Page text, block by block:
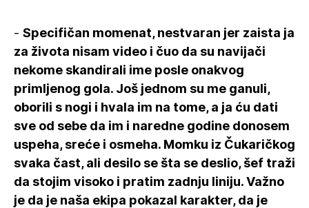
- Specifičan momenat, nestvaran jer zaista ja
za života nisam video i čuo da su navijači
nekome skandirali ime posle onakvog
primljenog gola. Još jednom su me ganuli,
oborili s nogi i hvala im na tome, a ja ću dati
sve od sebe da im i naredne godine donosem
uspeha, sreće i osmeha. Momku iz Čukaričkog
svaka čast, ali desilo se šta se deslio, šef traži
da stojim visoko i pratim zadnju liniju. Važno
je da je naša ekipa pokazal karakter, da je